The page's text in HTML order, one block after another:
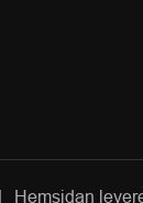
Hemsidan